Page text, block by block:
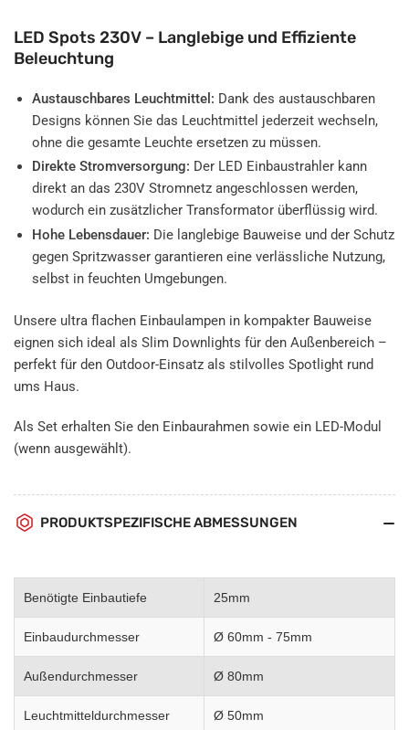
LED Spots 230V – Langlebige und Effiziente
Beleuchtung
Austauschbares Leuchtmittel: Dank des austauschbaren
Designs können Sie das Leuchtmittel jederzeit wechseln,
ohne die gesamte Leuchte ersetzen zu müssen.
Direkte Stromversorgung: Der LED Einbaustrahler kann
direkt an das 230V Stromnetz angeschlossen werden,
wodurch ein zusätzlicher Transformator überflüssig wird.
Hohe Lebensdauer: Die langlebige Bauweise und der Schutz
gegen Spritzwasser garantieren eine verlässliche Nutzung,
selbst in feuchten Umgebungen.
Unsere ultra flachen Einbaulampen in kompakter Bauweise
eignen sich ideal als Slim Downlights für den Außenbereich –
perfekt für den Outdoor-Einsatz als stilvolles Spotlight rund
ums Haus.
Als Set erhalten Sie den Einbaurahmen sowie ein LED-Modul
(wenn ausgewählt).
PRODUKTSPEZIFISCHE ABMESSUNGEN
Benötigte Einbautiefe 25mm
Einbaudurchmesser Ø 60mm - 75mm
Außendurchmesser Ø 80mm
Leuchtmitteldurchmesser Ø 50mm